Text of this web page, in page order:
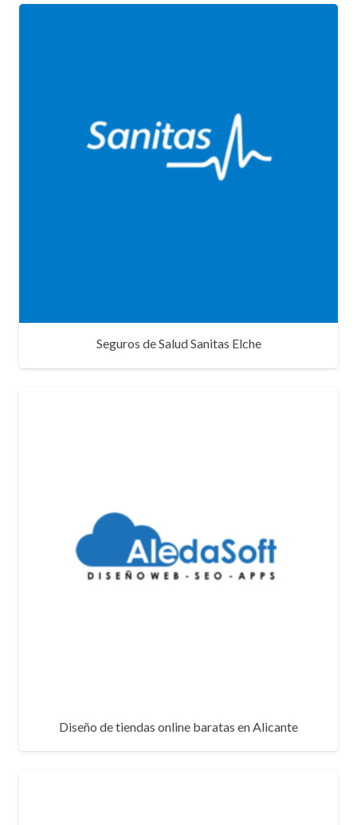
Seguros de Salud Sanitas Elche
Diseño de tiendas online baratas en Alicante